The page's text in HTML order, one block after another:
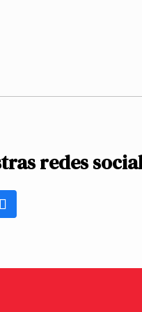
redes